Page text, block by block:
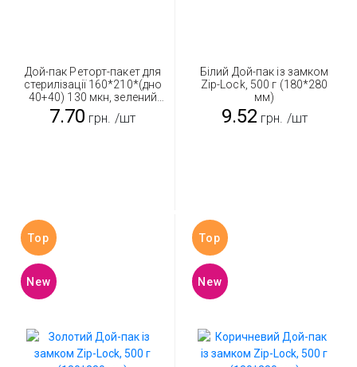
Дой-пак Реторт-пакет для
стерилізації 160*210*(дно
40+40) 130 мкн, зелений
500 г
7.70 грн. /шт
Білий Дой-пак із замком
Zip-Lock, 500 г (180*280
мм)
9.52 грн. /шт
Top
New
Top
New